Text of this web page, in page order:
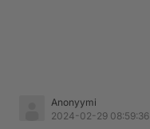
Anonyymi
2024-02-29 08:59:36